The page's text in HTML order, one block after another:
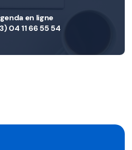
en ligne
04 11 66 55 54